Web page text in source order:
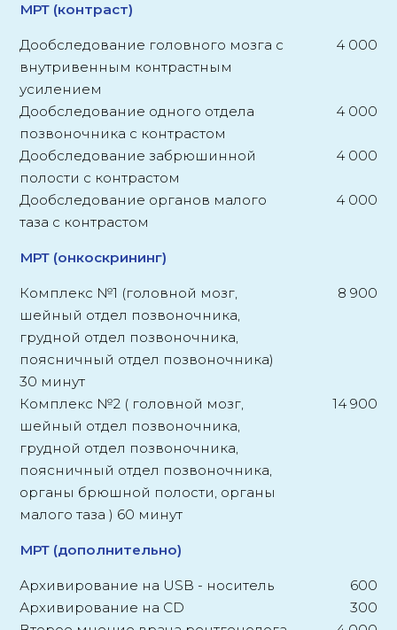
МРТ (контраст)
Дообследование головного мозга с
внутривенным контрастным
усилением
4 000
Дообследование одного отдела
позвоночника с контрастом
4 000
Дообследование забрюшинной
полости с контрастом
4 000
Дообследование органов малого
таза с контрастом
4 000
МРТ (онкоскрининг)
Комплекс №1 (головной мозг,
шейный отдел позвоночника,
грудной отдел позвоночника,
поясничный отдел позвоночника)
30 минут
8 900
Комплекс №2 ( головной мозг,
шейный отдел позвоночника,
грудной отдел позвоночника,
поясничный отдел позвоночника,
органы брюшной полости, органы
малого таза ) 60 минут
14 900
МРТ (дополнительно)
Архивирование на USB - носитель
600
Архивирование на CD
300